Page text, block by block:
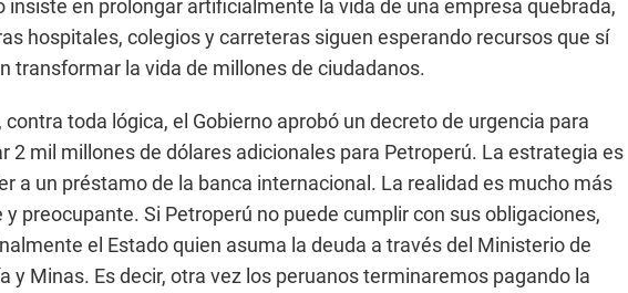
insiste en prolongar artificialmente la vida de una empresa quebrada,
hospitales, colegios y carreteras siguen esperando recursos que sí
transformar la vida de millones de ciudadanos.
contra toda lógica, el Gobierno aprobó un decreto de urgencia para
2 mil millones de dólares adicionales para Petroperú. La estrategia es
a un préstamo de la banca internacional. La realidad es mucho más
y preocupante. Si Petroperú no puede cumplir con sus obligaciones,
el Estado quien asuma la deuda a través del Ministerio de
y Minas. Es decir, otra vez los peruanos terminaremos pagando la